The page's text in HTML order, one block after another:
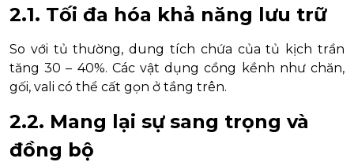
2.1. Tối đa hóa khả năng lưu trữ
So với tủ thường, dung tích chứa của tủ kịch trần
tăng 30 – 40%. Các vật dụng cồng kềnh như chăn,
gối, vali có thể cất gọn ở tầng trên.
2.2. Mang lại sự sang trọng và
đồng bộ